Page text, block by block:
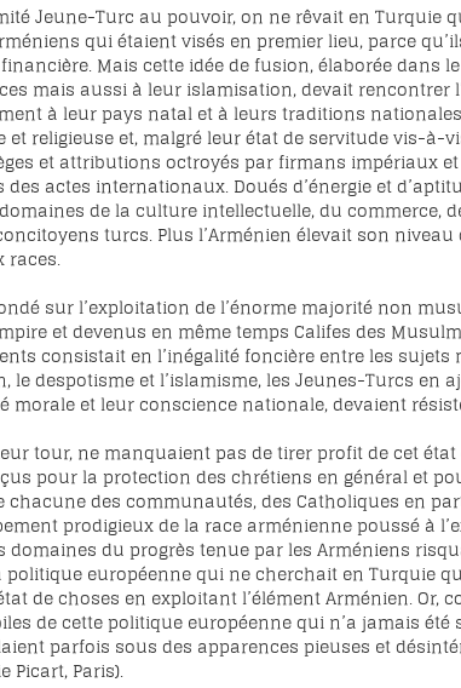
Jeune-Turc au pouvoir, on ne rêvait en Turquie
qui étaient visés en premier lieu, parce
Mais cette idée de fusion, élaborée
mais aussi à leur islamisation, devait
à leur pays natal et à leurs traditions
religieuse et, malgré leur état de servitude vis-à-
et attributions octroyés par firmans impériaux
actes internationaux. Doués d’énergie et
de la culture intellectuelle, du commerce,
turcs. Plus l’Arménien élevait son
races.
sur l’exploitation de l’énorme majorité non
et devenus en même temps Califes des
consistait en l’inégalité foncière entre les
le despotisme et l’islamisme, les Jeunes-Turcs
et leur conscience nationale, devaient
tour, ne manquaient pas de tirer profit de cet
pour la protection des chrétiens en général et
des communautés, des Catholiques en
prodigieux de la race arménienne poussé à
du progrès tenue par les Arméniens
politique européenne qui ne cherchait en Turquie
de choses en exploitant l’élément Arménien. Or,
de cette politique européenne qui n’a jamais
parfois sous des apparences pieuses et
Picart, Paris).